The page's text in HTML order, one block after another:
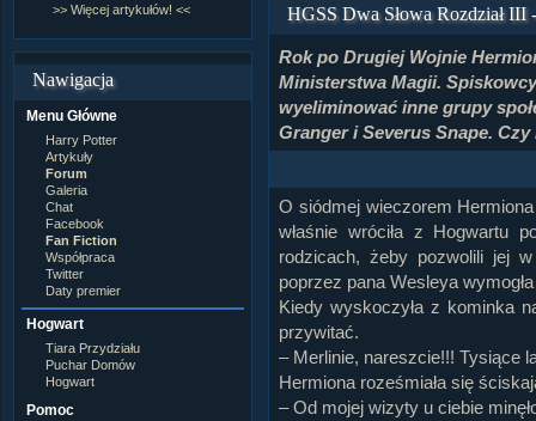
Nimfadora Tonks
Ron Weasley
Rose Weasley
Rowena Ravenclaw
Salazar Slytherin
Scorpius Malfoy
Severus Snape
Syriusz Black
Teddy Lupin
własna postać
>> Więcej artykułów! <<
>> Więcej fan fiction! <<
Nawigacja
Menu Główne
Harry Potter
Artykuły
Forum
Galeria
Chat
Facebook
Fan Fiction
Współpraca
Twitter
Daty premier
Hogwart
Tiara Przydziału
Puchar Domów
Hogwart
Pomoc
HGSS Dwa Słowa Rozdział III
Rok po Drugiej Wojnie
Ministerstwa Magii.
wyeliminować inne grupy
Granger i Severus Snape.
O siódmej wieczorem
właśnie wróciła z Hogwartu
rodzicach, żeby pozwolili jej
poprzez pana Wesleya
Kiedy wyskoczyła z kominka
przywitać.
– Merlinie, nareszcie!!! Tysiące
Hermiona roześmiała się
– Od mojej wizyty u ciebie